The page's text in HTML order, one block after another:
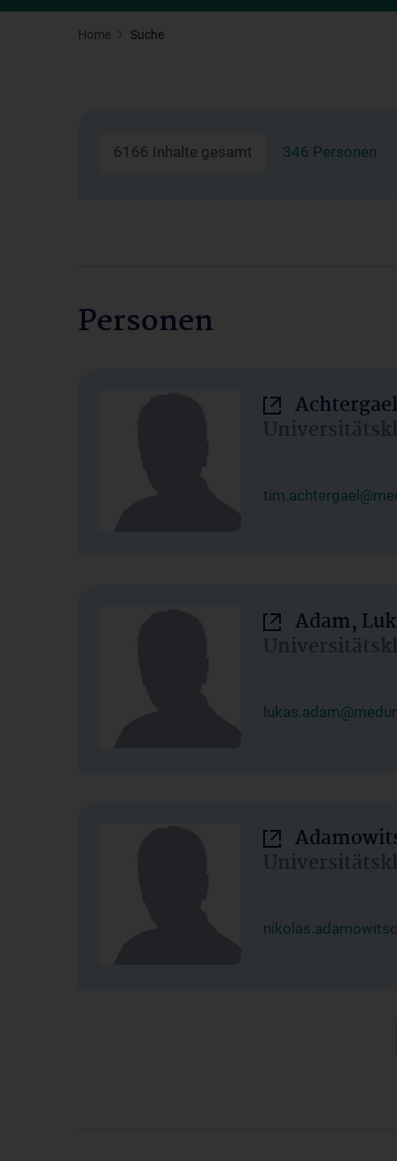
Home Suche
6166 Inhalte gesamt 346 Personen
Personen
Adam,